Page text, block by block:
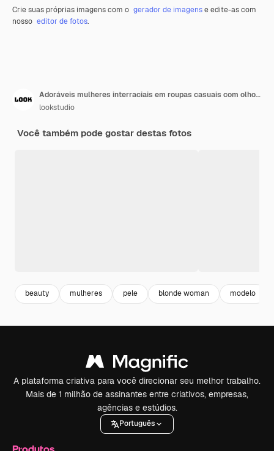
Crie suas próprias imagens com o gerador de imagense edite-as com
nosso editor de fotos.
Adoráveis mulheres interraciais em roupas casuais com olhos fechados se amontoam contra o fundo bege
lookstudio
Você também pode gostar destas fotos
beauty mulheres pele blonde woman modelo
A plataforma criativa para você direcionar seu melhor trabalho.
Mais de 1 milhão de assinantes entre criativos, empresas,
agências e estúdios.
Português